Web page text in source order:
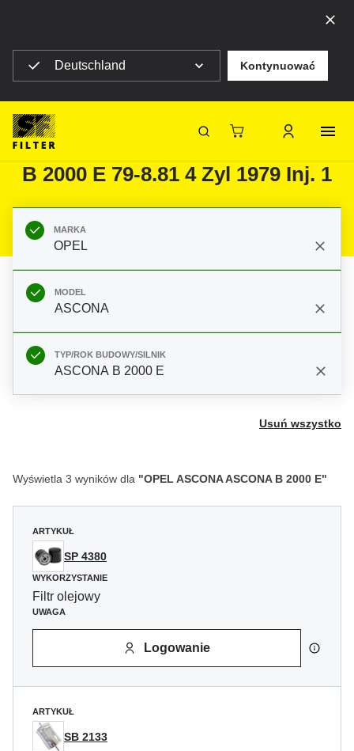
Deutschland Kontynuować
SF-Filter
Filtry do OPEL ASCONA ASCONA
B 2000 E 79-8.81 4 Zyl 1979 Inj. 1
MARKA
OPEL
MODEL
ASCONA
TYP/ROK BUDOWY/SILNIK
ASCONA B 2000 E
Usuń wszystko
Wyświetla 3 wyników dla "OPEL ASCONA ASCONA B 2000 E"
ARTYKUŁ
SP 4380
WYKORZYSTANIE
Filtr olejowy
UWAGA
Logowanie
ARTYKUŁ
SB 2133